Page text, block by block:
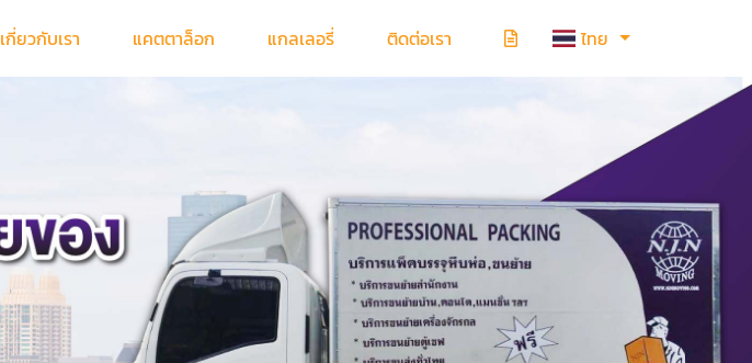
เกี่ยวกับเรา แคตตาล็อก แกลเลอรี่ ติดต่อเรา ไทย